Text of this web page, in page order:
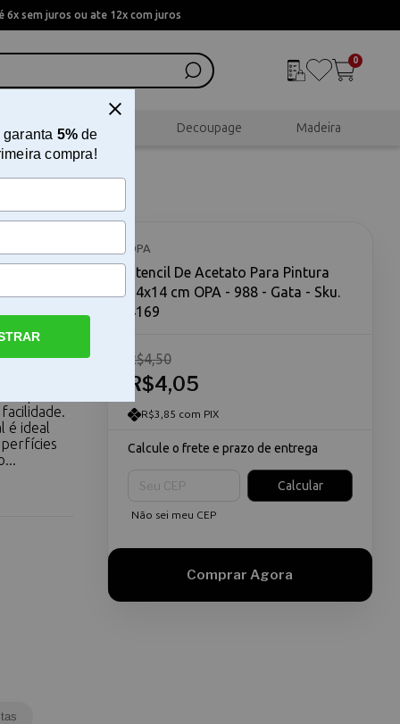
6x sem juros ou ate 12x com juros
0
Scrapbook Decoupage Madeira
cm
- 988 -
é ideal
OPA
Stencil De Acetato Para Pintura
14x14 cm OPA - 988 - Gata - Sku.
4169
R$4,05
R$4,50
R$3,85 com PIX
Calcule o frete e prazo de entrega
Calcular
Não sei meu CEP
garanta 5%de
compra!